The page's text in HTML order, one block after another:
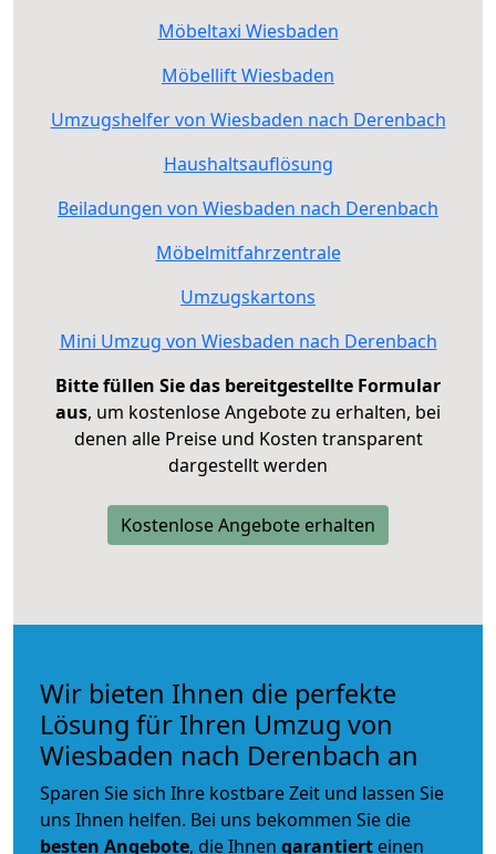
Möbeltaxi Wiesbaden
Möbellift Wiesbaden
Umzugshelfer von Wiesbaden nach Derenbach
Haushaltsauflösung
Beiladungen von Wiesbaden nach Derenbach
Möbelmitfahrzentrale
Umzugskartons
Mini Umzug von Wiesbaden nach Derenbach
Bitte füllen Sie das bereitgestellte Formular
aus, um kostenlose Angebote zu erhalten, bei
denen alle Preise und Kosten transparent
dargestellt werden
Kostenlose Angebote erhalten
Wir bieten Ihnen die perfekte
Lösung für Ihren Umzug von
Wiesbaden nach Derenbach an
Sparen Sie sich Ihre kostbare Zeit und lassen Sie
uns Ihnen helfen. Bei uns bekommen Sie die
besten Angebote, die Ihnen garantiert einen